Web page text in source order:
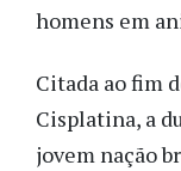
homens em
Citada ao fim
Cisplatina, a
jovem nação